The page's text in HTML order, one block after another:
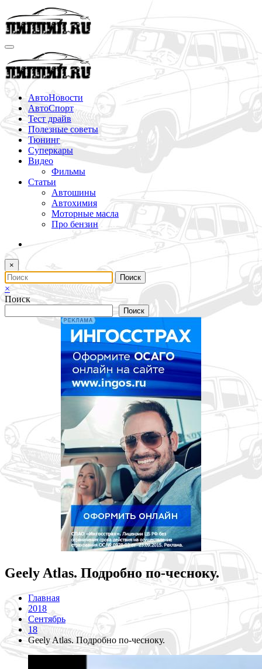
Перейти
к
содержимому
АвтоНовости
АвтоСпорт
Тест драйв
Полезные советы
Тюнинг
Суперкары
Видео
Фильмы
Статьи
Автошины
Автохимия
Моторные масла
Про бензин
×
×
Поиск
Поиск
Geely Atlas. Подробно по-чесноку.
Главная
2018
Сентябрь
18
Geely Atlas. Подробно по-чесноку.